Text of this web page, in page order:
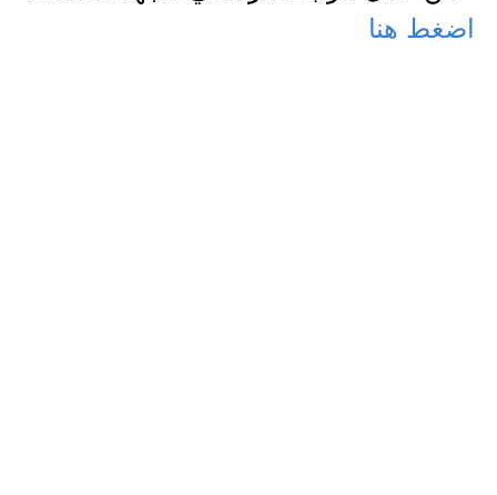
اضغط هنا